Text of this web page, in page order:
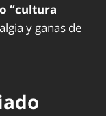
“cultura
y ganas de